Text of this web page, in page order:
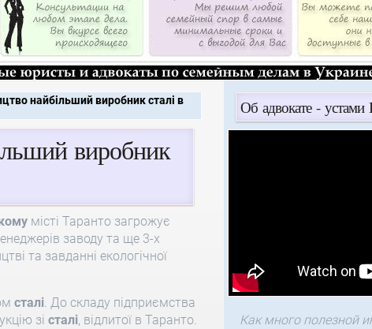
найбільший виробник сталі в
виробник
місті Таранто загрожує
заводу та ще 3-х
та завданні екологічної
сталі. До складу підприємства
зі сталі, відлитої в Таранто.
Об адвокате - устами
Как много полезной